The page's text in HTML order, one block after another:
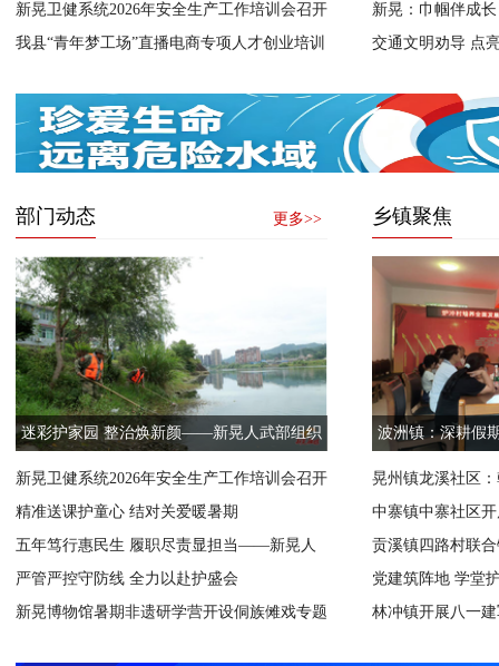
新晃卫健系统2026年安全生产工作培训会召开
我县“青年梦工场”直播电商专项人才创业培训
新晃：巾帼伴成
交通文明劝导 点
部门动态 更多>>
迷彩护家园 整治焕新颜——新晃人武部组织
民兵应急排开展城市环境综合整治行动
新晃卫健系统2026年安全生产工作培训会召开
精准送课护童心 结对关爱暖暑期
五年笃行惠民生 履职尽责显担当——新晃人
力资源和社会保障局书写暖心民生答卷
严管严控守防线 全力以赴护盛会
新晃博物馆暑期非遗研学营开设侗族傩戏专题
乡镇聚焦
波洲镇：深耕假
晃州镇龙溪社区
中寨镇中寨社区
贡溪镇四路村联
党建筑阵地 学堂
林冲镇开展八一